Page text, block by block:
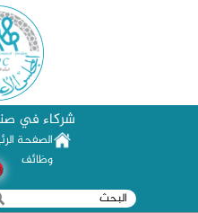
شركاء في
الصفحة
وظائف
استمارة البحث
‏بحث ‏